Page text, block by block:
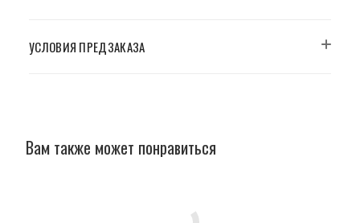
УСЛОВИЯ ПРЕДЗАКАЗА
Вам также может понравиться